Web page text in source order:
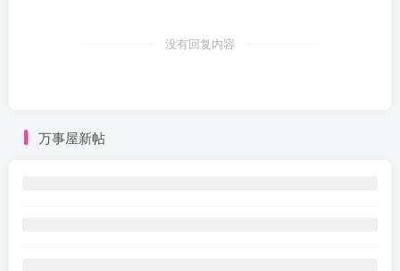
没有回复内容
万事屋新帖